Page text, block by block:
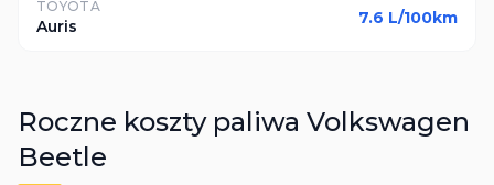
TOYOTA
Auris 7.6 L/100km
Roczne koszty paliwa Volkswagen
Beetle